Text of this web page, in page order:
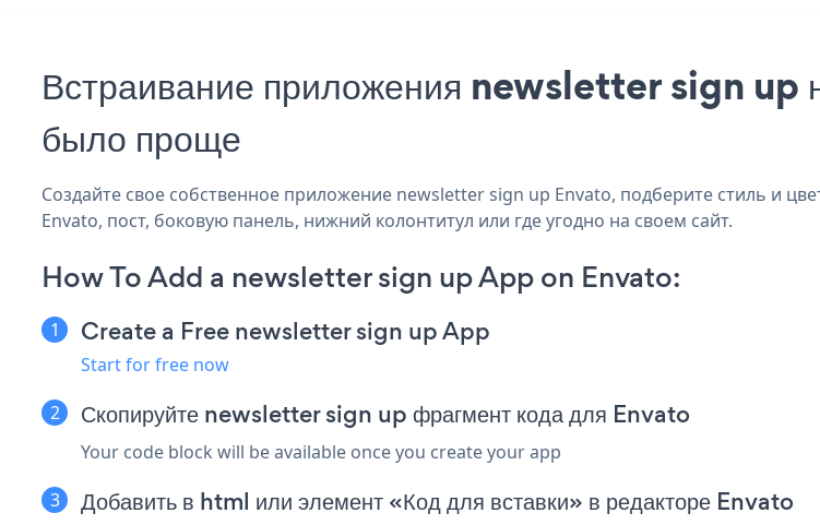
Встраивание приложения newsletter sign up
было проще
Создайте свое собственное приложение newsletter sign up Envato, подберите стиль и
Envato, пост, боковую панель, нижний колонтитул или где угодно на своем сайт.
How To Add a newsletter sign up App on Envato:
Create a Free newsletter sign up App
Start for free now
Скопируйте newsletter sign up фрагмент кода для Envato
Your code block will be available once you create your app
Добавить в html или элемент «Код для вставки» в редакторе Envato